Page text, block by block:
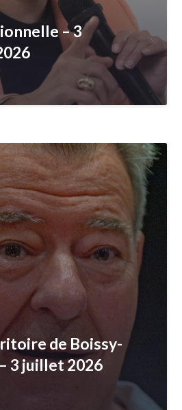
– 3
de Boissy-
3 juillet 2026